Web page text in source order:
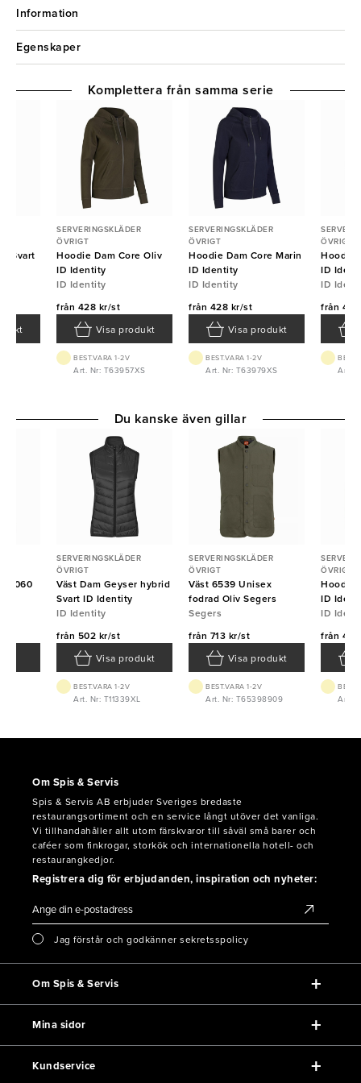
Information
Egenskaper
Svart
SERVERINGSKLÄDER
ÖVRIGT
Hoodie Dam Core Oliv
ID Identity
ID Identity
från 428 kr/st
Visa produkt
BEST.VARA 1-2V
Art. Nr: T63957XS
SERVERINGSKLÄDER
ÖVRIGT
Hoodie Dam Core Marin
ID Identity
ID Identity
från 428 kr/st
Visa produkt
BEST.VARA 1-2V
Art. Nr: T63979XS
ÖVRIGT
Hoodie
ID
ID
från
Art.
Komplettera från samma serie
17060
SERVERINGSKLÄDER
ÖVRIGT
Väst Dam Geyser hybrid
Svart ID Identity
ID Identity
från 502 kr/st
Visa produkt
BEST.VARA 1-2V
Art. Nr: T11339XL
SERVERINGSKLÄDER
ÖVRIGT
Väst 6539 Unisex
fodrad Oliv Segers
Segers
från 713 kr/st
Visa produkt
BEST.VARA 1-2V
Art. Nr: T65398909
ÖVRIGT
Hoodie
ID
ID
från
Art.
Du kanske även gillar
Om Spis & Servis
Spis & Servis AB erbjuder Sveriges bredaste
restaurangsortiment och en service långt utöver det vanliga.
Vi tillhandahåller allt utom färskvaror till såväl små barer och
caféer som finkrogar, storkök och internationella hotell- och
restaurangkedjor.
Registrera dig för erbjudanden, inspiration och nyheter:
Jag förstår och godkänner sekretsspolicy
Om Spis & Servis
Mina sidor
Kundservice